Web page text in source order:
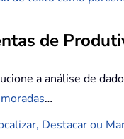
de
a análise de
…
Destacar ou